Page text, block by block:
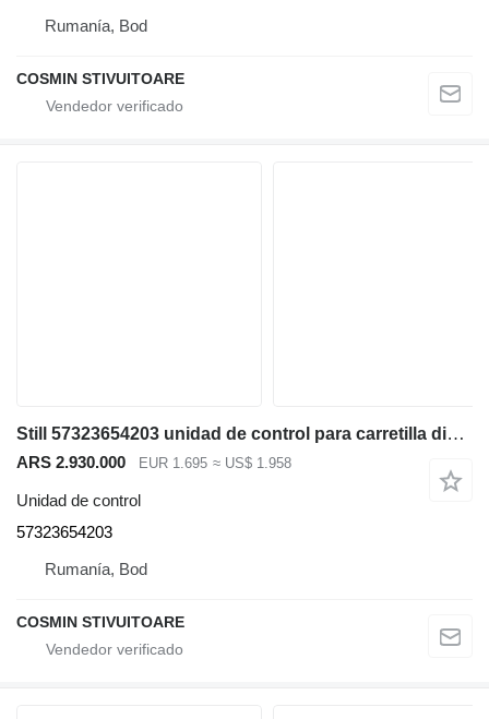
Rumanía, Bod
COSMIN STIVUITOARE
Still 57323654203 unidad de control para carretilla diésel
ARS 2.930.000 EUR 1.695 ≈ US$ 1.958
Unidad de control
57323654203
Rumanía, Bod
COSMIN STIVUITOARE